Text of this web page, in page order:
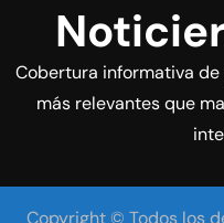
Cobertura informativa
más relevantes que
Copyright © Todos los